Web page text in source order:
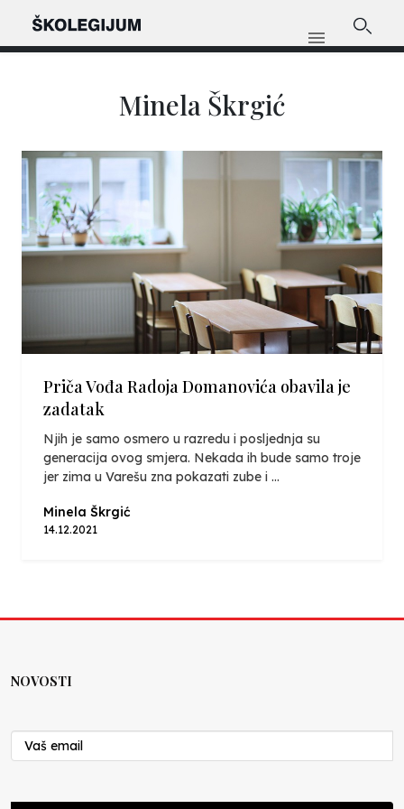
Minela Škrgić
Priča Vođa Radoja Domanovića obavila je
zadatak
Njih je samo osmero u razredu i posljednja su
generacija ovog smjera. Nekada ih bude samo troje
jer zima u Varešu zna pokazati zube i ...
Minela Škrgić
14.12.2021
NOVOSTI